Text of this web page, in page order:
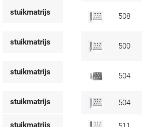
stuikmatrijs 508
stuikmatrijs 500
stuikmatrijs 504
stuikmatrijs 504
stuikmatrijs